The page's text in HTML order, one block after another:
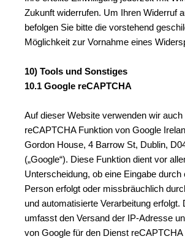
Zukunft widerrufen. Um Ihren Widerruf
befolgen Sie bitte die vorstehend
Möglichkeit zur Vornahme eines
10) Tools und Sonstiges
10.1 Google reCAPTCHA
Auf dieser Website verwenden wir auch
reCAPTCHA Funktion von Google
Gordon House, 4 Barrow St, Dublin,
(„Google“). Diese Funktion dient vor
Unterscheidung, ob eine Eingabe durch
Person erfolgt oder missbräuchlich
und automatisierte Verarbeitung erfolgt.
umfasst den Versand der IP-Adresse
von Google für den Dienst reCAPTCHA